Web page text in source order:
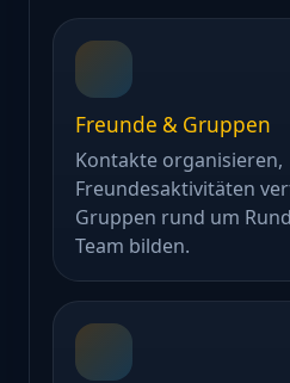
Freunde & Gruppen
Kontakte organisieren,
Freundesaktivitäten
Gruppen rund um
Team bilden.